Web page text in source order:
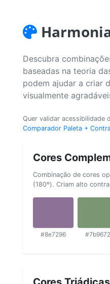
Descubra
baseadas na teoria
podem ajudar a criar
visualmente
Quer validar acessibilidade
Comparador Paleta +
Cores
Combinação de cores
(180º). Criam alto
#8e7296 #7b9672